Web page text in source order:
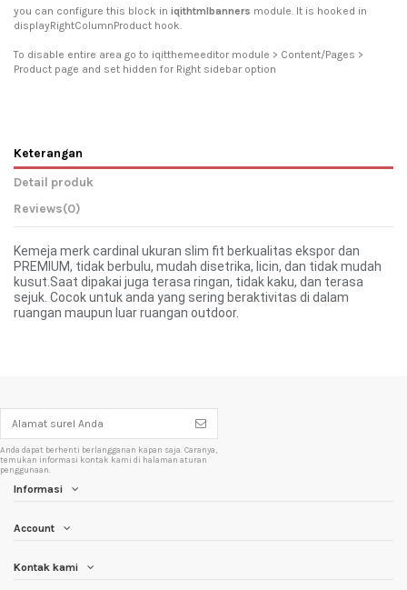
you can configure this block in iqithtmlbanners module. It is hooked in
displayRightColumnProduct hook.
To disable entire area go to iqitthemeeditor module > Content/Pages >
Product page and set hidden for Right sidebar option
Keterangan
Detail produk
Reviews(0)
Kemeja merk cardinal ukuran slim fit berkualitas ekspor dan
PREMIUM, tidak berbulu, mudah disetrika, licin, dan tidak mudah
kusut.Saat dipakai juga terasa ringan, tidak kaku, dan terasa
sejuk. Cocok untuk anda yang sering beraktivitas di dalam
ruangan maupun luar ruangan outdoor.
Anda dapat berhenti berlangganan kapan saja. Caranya,
temukan informasi kontak kami di halaman aturan
penggunaan.
Informasi
Account
Kontak kami